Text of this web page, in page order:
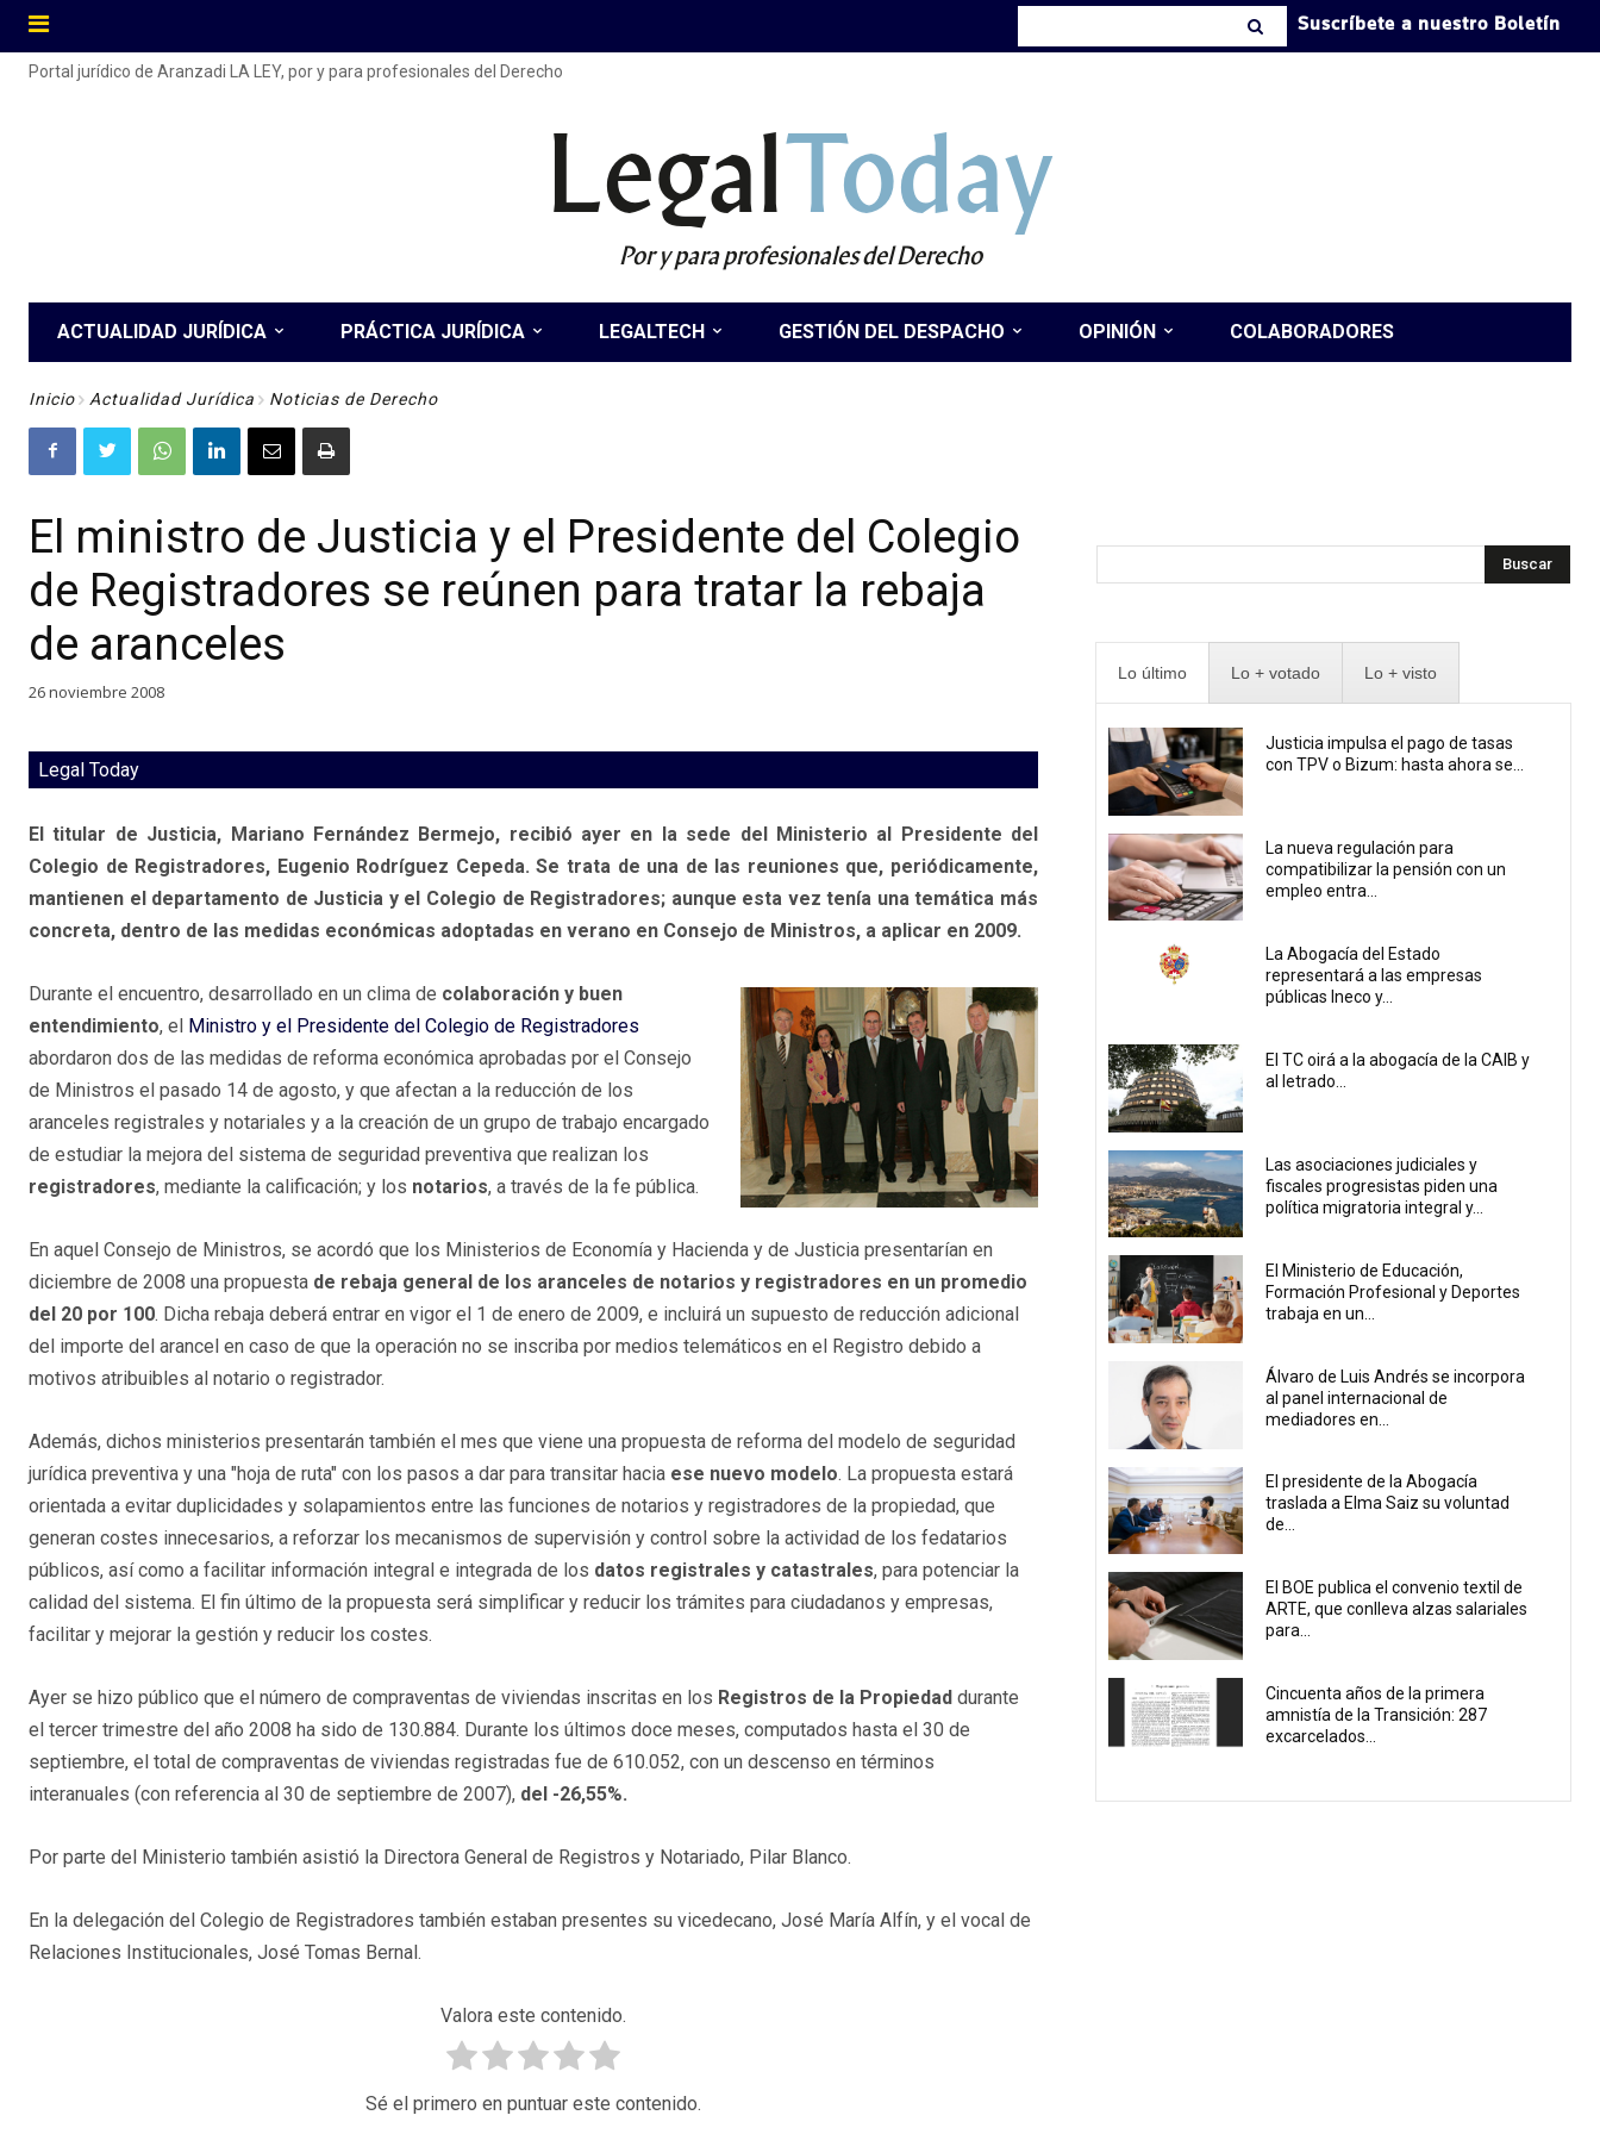
Suscríbete a nuestro Boletín
Portal jurídico de Aranzadi LA LEY, por y para profesionales del Derecho
LegalToday
Por y para profesionales del Derecho
ACTUALIDAD JURÍDICA PRÁCTICA JURÍDICA LEGALTECH GESTIÓN DEL DESPACHO OPINIÓN COLABORADORES
Inicio Actualidad Jurídica Noticias de Derecho
El ministro de Justicia y el Presidente del Colegio
de Registradores se reúnen para tratar la rebaja
de aranceles
26 noviembre 2008
Legal Today
El titular de Justicia, Mariano Fernández Bermejo, recibió ayer en la sede del Ministerio al Presidente del
Colegio de Registradores, Eugenio Rodríguez Cepeda. Se trata de una de las reuniones que, periódicamente,
mantienen el departamento de Justicia y el Colegio de Registradores; aunque esta vez tenía una temática más
concreta, dentro de las medidas económicas adoptadas en verano en Consejo de Ministros, a aplicar en 2009.
Durante el encuentro, desarrollado en un clima de colaboración y buen
entendimiento, el
Ministro y el Presidente del Colegio de Registradores
abordaron dos de las medidas de reforma económica aprobadas por el Consejo
de Ministros el pasado 14 de agosto, y que afectan a la reducción de los
aranceles registrales y notariales y a la creación de un grupo de trabajo encargado
de estudiar la mejora del sistema de seguridad preventiva que realizan los
registradores, mediante la calificación; y los notarios, a través de la fe pública.
En aquel Consejo de Ministros, se acordó que los Ministerios de Economía y Hacienda y de Justicia presentarían en
diciembre de 2008 una propuesta de rebaja general de los aranceles de notarios y registradores en un promedio
del 20 por 100. Dicha rebaja deberá entrar en vigor el 1 de enero de 2009, e incluirá un supuesto de reducción adicional
del importe del arancel en caso de que la operación no se inscriba por medios telemáticos en el Registro debido a
motivos atribuibles al notario o registrador.
Además, dichos ministerios presentarán también el mes que viene una propuesta de reforma del modelo de seguridad
jurídica preventiva y una "hoja de ruta" con los pasos a dar para transitar hacia ese nuevo modelo. La propuesta estará
orientada a evitar duplicidades y solapamientos entre las funciones de notarios y registradores de la propiedad, que
generan costes innecesarios, a reforzar los mecanismos de supervisión y control sobre la actividad de los fedatarios
públicos, así como a facilitar información integral e integrada de los datos registrales y catastrales, para potenciar la
calidad del sistema. El fin último de la propuesta será simplificar y reducir los trámites para ciudadanos y empresas,
facilitar y mejorar la gestión y reducir los costes.
Ayer se hizo público que el número de compraventas de viviendas inscritas en los Registros de la Propiedad durante
el tercer trimestre del año 2008 ha sido de 130.884. Durante los últimos doce meses, computados hasta el 30 de
septiembre, el total de compraventas de viviendas registradas fue de 610.052, con un descenso en términos
interanuales (con referencia al 30 de septiembre de 2007), del -26,55%.
Por parte del Ministerio también asistió la Directora General de Registros y Notariado, Pilar Blanco.
En la delegación del Colegio de Registradores también estaban presentes su vicedecano, José María Alfín, y el vocal de
Relaciones Institucionales, José Tomas Bernal.
Valora este contenido.
Sé el primero en puntuar este contenido.
Buscar
Lo último Lo + votado Lo + visto
Justicia impulsa el pago de tasas
con TPV o Bizum: hasta ahora se...
La nueva regulación para
compatibilizar la pensión con un
empleo entra...
La Abogacía del Estado
representará a las empresas
públicas Ineco y...
El TC oirá a la abogacía de la CAIB y
al letrado...
Las asociaciones judiciales y
fiscales progresistas piden una
política migratoria integral y...
El Ministerio de Educación,
Formación Profesional y Deportes
trabaja en un...
Álvaro de Luis Andrés se incorpora
al panel internacional de
mediadores en...
El presidente de la Abogacía
traslada a Elma Saiz su voluntad
de...
El BOE publica el convenio textil de
ARTE, que conlleva alzas salariales
para...
Cincuenta años de la primera
amnistía de la Transición: 287
excarcelados...